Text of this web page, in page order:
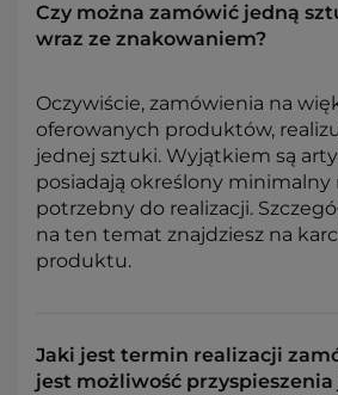
Czy można zamówić jedną
wraz ze znakowaniem?
Oczywiście, zamówienia na
oferowanych produktów,
jednej sztuki. Wyjątkiem są
posiadają określony minimalny
potrzebny do realizacji.
na ten temat znajdziesz na
produktu.
Jaki jest termin realizacji
jest możliwość przyspieszenia